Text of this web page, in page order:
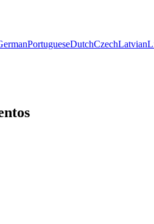
PortugueseDutchCzechLatvian